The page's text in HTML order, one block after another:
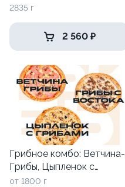
2835 г
2 560 ₽
Грибное комбо: Ветчина-
Грибы, Цыпленок с
Грибами и Грибы с
от 1800 г